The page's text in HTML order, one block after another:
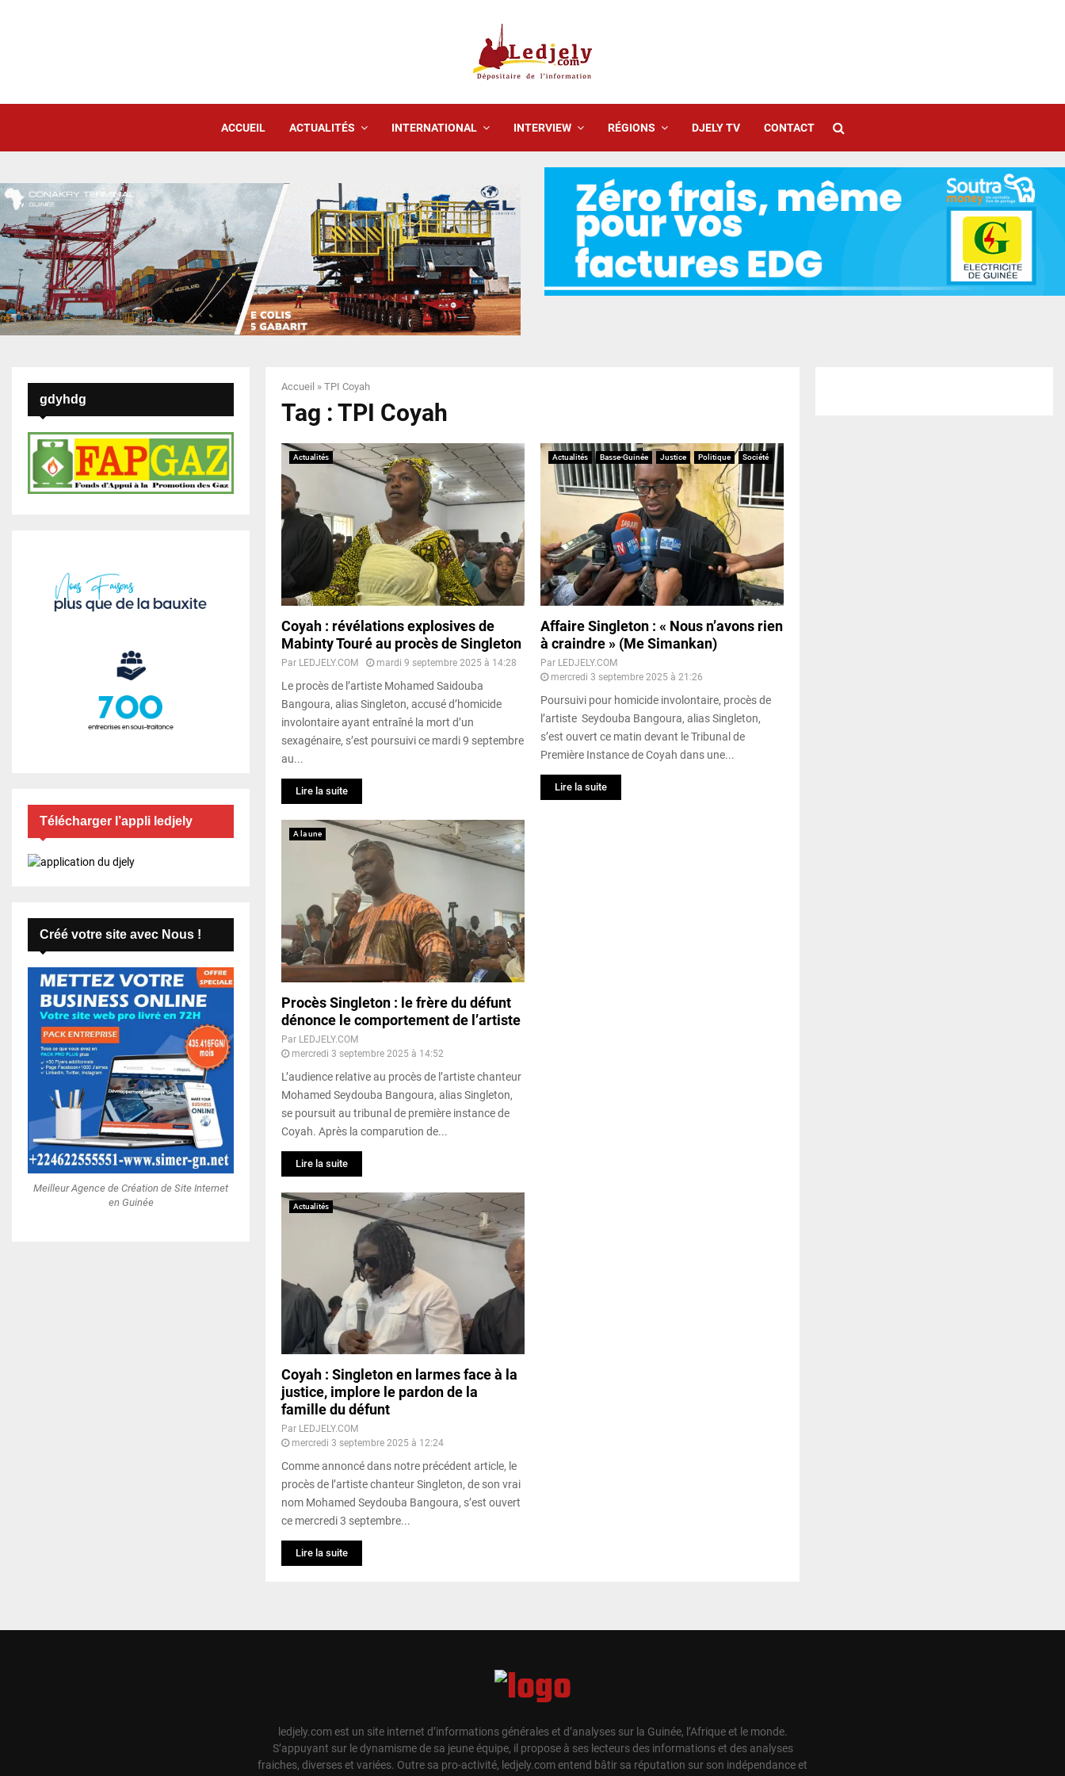
ACCUEIL ACTUALITÉS INTERNATIONAL INTERVIEW RÉGIONS DJELY TV CONTACT
Accueil » TPI Coyah
Tag : TPI Coyah
Actualités
Coyah : révélations explosives de
Mabinty Touré au procès de Singleton
Par LEDJELY.COM mardi 9 septembre 2025 à 14:28
Le procès de l’artiste Mohamed Saidouba
Bangoura, alias Singleton, accusé d’homicide
involontaire ayant entraîné la mort d’un
sexagénaire, s’est poursuivi ce mardi 9 septembre
au...
Lire la suite
Actualités Basse-Guinée Justice Politique Société
Affaire Singleton : « Nous n’avons rien
à craindre » (Me Simankan)
Par LEDJELY.COM
mercredi 3 septembre 2025 à 21:26
Poursuivi pour homicide involontaire, procès de
l’artiste Seydouba Bangoura, alias Singleton,
s’est ouvert ce matin devant le Tribunal de
Première Instance de Coyah dans une...
Lire la suite
A la une
Procès Singleton : le frère du défunt
dénonce le comportement de l’artiste
Par LEDJELY.COM
mercredi 3 septembre 2025 à 14:52
L’audience relative au procès de l’artiste chanteur
Mohamed Seydouba Bangoura, alias Singleton,
se poursuit au tribunal de première instance de
Coyah. Après la comparution de...
Lire la suite
Actualités
Coyah : Singleton en larmes face à la
justice, implore le pardon de la
famille du défunt
Par LEDJELY.COM
mercredi 3 septembre 2025 à 12:24
Comme annoncé dans notre précédent article, le
procès de l’artiste chanteur Singleton, de son vrai
nom Mohamed Seydouba Bangoura, s’est ouvert
ce mercredi 3 septembre...
Lire la suite
gdyhdg
Télécharger l’appli ledjely
Créé votre site avec Nous !
Meilleur Agence de Création de Site Internet
en Guinée
ledjely.com est un site internet d’informations générales et d’analyses sur la Guinée, l’Afrique et le monde.
S’appuyant sur le dynamisme de sa jeune équipe, il propose à ses lecteurs des informations et des analyses
fraiches, diverses et variées. Outre sa pro-activité, ledjely.com entend bâtir sa réputation sur son indépendance et